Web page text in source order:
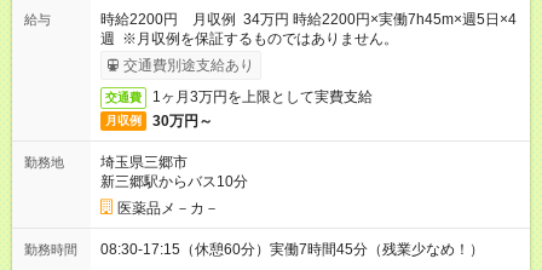
給与
時給2200円 月収例 34万円 時給2200円×実働7h45m×週5日×4
週 ※月収例を保証するものではありません。
交通費別途支給あり
交通費 1ヶ月3万円を上限として実費支給
月収例 30万円～
勤務地
埼玉県三郷市
新三郷駅からバス10分
医薬品メ－カ－
勤務時間 08:30-17:15（休憩60分）実働7時間45分（残業少なめ！）